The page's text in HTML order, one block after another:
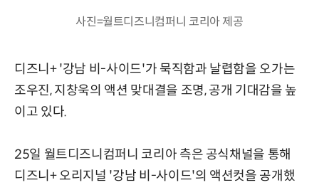
사진=월트디즈니컴퍼니 코리아 제공
디즈니+ '강남 비-사이드'가 묵직함과 날렵함을 오가는
조우진, 지창욱의 액션 맞대결을 조명, 공개 기대감을 높
이고 있다.
25일 월트디즈니컴퍼니 코리아 측은 공식채널을 통해
디즈니+ 오리지널 '강남 비-사이드'의 액션컷을 공개했